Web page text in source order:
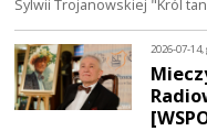
Sylwii Trojanowskiej "Król
2026-07-